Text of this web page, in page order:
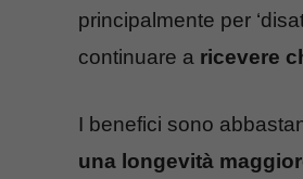
principalmente per
continuare a ricevere
I benefici sono
una longevità